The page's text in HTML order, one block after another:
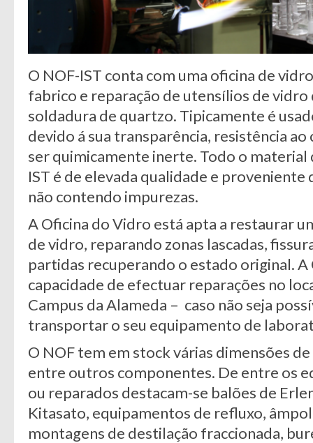
O NOF-IST conta com uma oficina de
fabrico e reparação de utensílios de
soldadura de quartzo. Tipicamente é
devido á sua transparência, resistência ao
ser quimicamente inerte. Todo o material
IST é de elevada qualidade e
não contendo impurezas.
A Oficina do Vidro está apta a restaurar
de vidro, reparando zonas lascadas,
partidas recuperando o estado original.
capacidade de efectuar reparações no
Campus da Alameda – caso não seja
transportar o seu equipamento de
O NOF tem em stock várias dimensões
entre outros componentes. De entre os
ou reparados destacam-se balões de
Kitasato, equipamentos de refluxo,
montagens de destilação fraccionada,